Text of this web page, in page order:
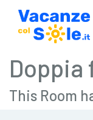
Doppia
This Room